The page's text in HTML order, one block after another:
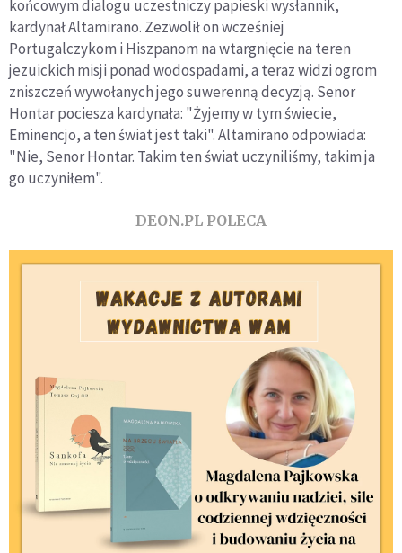
końcowym dialogu uczestniczy papieski wysłannik,
kardynał Altamirano. Zezwolił on wcześniej
Portugalczykom i Hiszpanom na wtargnięcie na teren
jezuickich misji ponad wodospadami, a teraz widzi ogrom
zniszczeń wywołanych jego suwerenną decyzją. Senor
Hontar pociesza kardynała: "Żyjemy w tym świecie,
Eminencjo, a ten świat jest taki". Altamirano odpowiada:
"Nie, Senor Hontar. Takim ten świat uczyniliśmy, takim ja
go uczyniłem".
DEON.PL POLECA